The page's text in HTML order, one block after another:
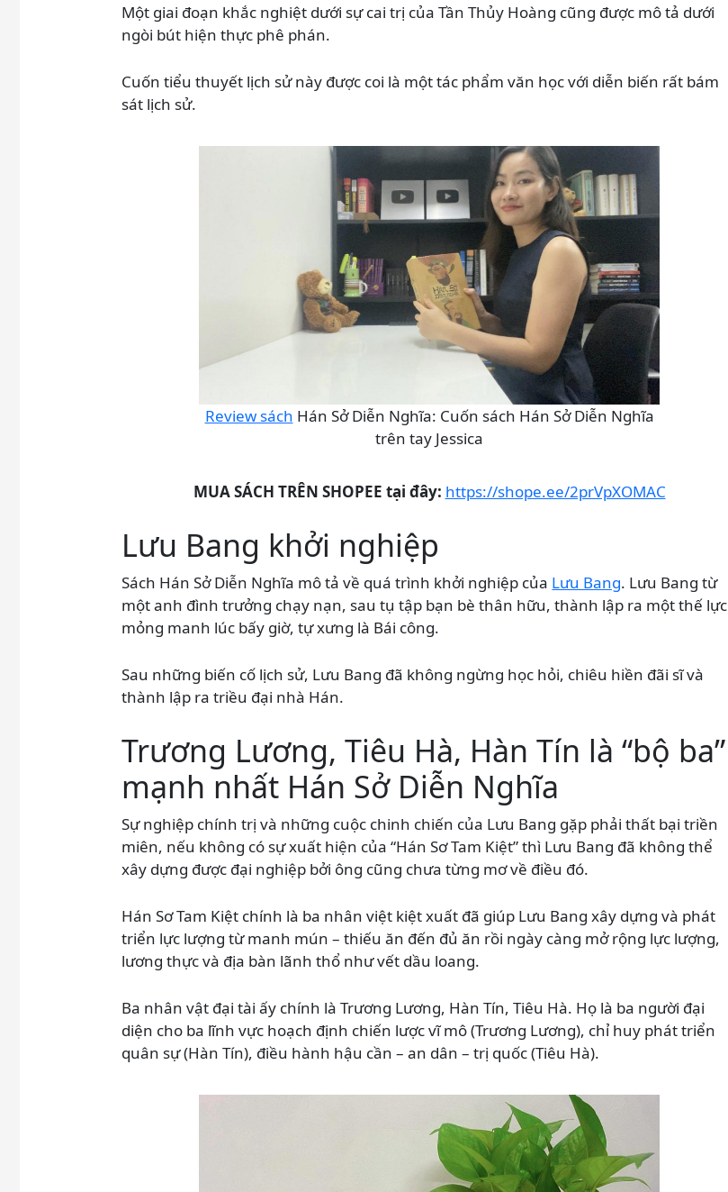
Một giai đoạn khắc nghiệt dưới sự cai trị của Tần Thủy Hoàng cũng được mô tả dưới
ngòi bút hiện thực phê phán.
Cuốn tiểu thuyết lịch sử này được coi là một tác phẩm văn học với diễn biến rất bám
sát lịch sử.
Review sách Hán Sở Diễn Nghĩa: Cuốn sách Hán Sở Diễn Nghĩa
trên tay Jessica
MUA SÁCH TRÊN SHOPEE tại đây: https://shope.ee/2prVpXOMAC
Lưu Bang khởi nghiệp
Sách Hán Sở Diễn Nghĩa mô tả về quá trình khởi nghiệp của Lưu Bang. Lưu Bang từ
một anh đình trưởng chạy nạn, sau tụ tập bạn bè thân hữu, thành lập ra một thế lực
mỏng manh lúc bấy giờ, tự xưng là Bái công.
Sau những biến cố lịch sử, Lưu Bang đã không ngừng học hỏi, chiêu hiền đãi sĩ và
thành lập ra triều đại nhà Hán.
Trương Lương, Tiêu Hà, Hàn Tín là “bộ ba”
mạnh nhất Hán Sở Diễn Nghĩa
Sự nghiệp chính trị và những cuộc chinh chiến của Lưu Bang gặp phải thất bại triền
miên, nếu không có sự xuất hiện của “Hán Sơ Tam Kiệt” thì Lưu Bang đã không thể
xây dựng được đại nghiệp bởi ông cũng chưa từng mơ về điều đó.
Hán Sơ Tam Kiệt chính là ba nhân việt kiệt xuất đã giúp Lưu Bang xây dựng và phát
triển lực lượng từ manh mún – thiếu ăn đến đủ ăn rồi ngày càng mở rộng lực lượng,
lương thực và địa bàn lãnh thổ như vết dầu loang.
Ba nhân vật đại tài ấy chính là Trương Lương, Hàn Tín, Tiêu Hà. Họ là ba người đại
diện cho ba lĩnh vực hoạch định chiến lược vĩ mô (Trương Lương), chỉ huy phát triển
quân sự (Hàn Tín), điều hành hậu cần – an dân – trị quốc (Tiêu Hà).